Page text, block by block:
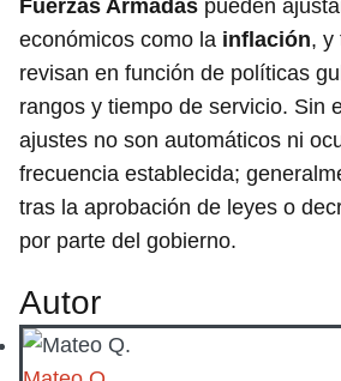
Fuerzas Armadas pueden
económicos como la inflación, y
revisan en función de políticas
rangos y tiempo de servicio. Sin
ajustes no son automáticos ni
frecuencia establecida;
tras la aprobación de leyes o
por parte del gobierno.
Autor